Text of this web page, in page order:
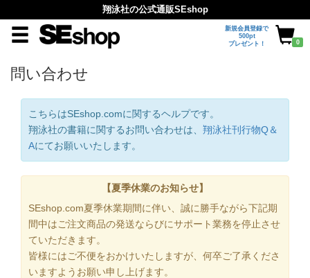
翔泳社の公式通販SEshop
新規会員登録で
500pt
プレゼント！
0
問い合わせ
こちらはSEshop.comに関するヘルプです。
翔泳社の書籍に関するお問い合わせは、 翔泳社刊行物Q＆
Aにてお願いいたします。
【夏季休業のお知らせ】
SEshop.com夏季休業期間に伴い、誠に勝手ながら下記期
間中はご注文商品の発送ならびにサポート業務を停止させ
ていただきます。
皆様にはご不便をおかけいたしますが、何卒ご了承くださ
いますようお願い申し上げます。